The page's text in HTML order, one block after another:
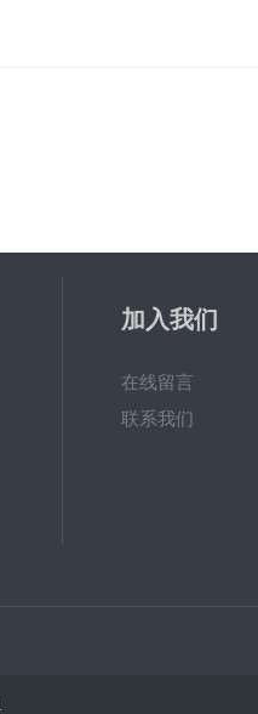
加入我们
在线留言
联系我们